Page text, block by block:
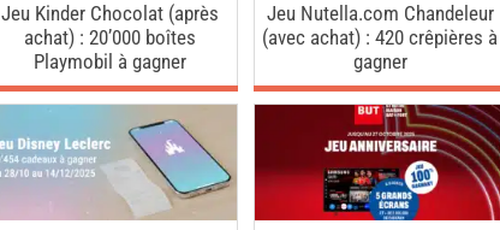
Jeu Kinder Chocolat (après
achat) : 20’000 boîtes
Playmobil à gagner
Jeu Nutella.com Chandeleur
(avec achat) : 420 crêpières à
gagner